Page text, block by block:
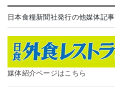
日本食糧新聞社発行の他媒体記事
媒体紹介ページはこちら